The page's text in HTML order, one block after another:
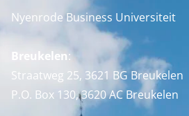
Nyenrode Business Universiteit
Breukelen:
Straatweg 25, 3621 BG Breukelen
P.O. Box 130, 3620 AC Breukelen